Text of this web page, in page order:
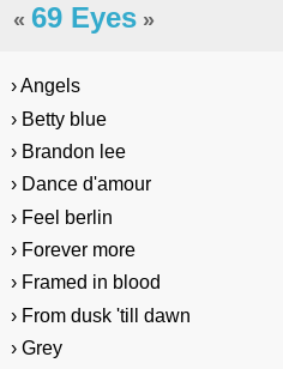
« 69 Eyes »
› Angels
› Betty blue
› Brandon lee
› Dance d'amour
› Feel berlin
› Forever more
› Framed in blood
› From dusk 'till dawn
› Grey